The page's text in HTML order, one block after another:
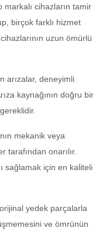
markalı cihazların tamir
birçok farklı hizmet
uzun ömürlü
arızalar, deneyimli
kaynağının doğru bir
mekanik veya
tarafından onarılır.
sağlamak için en kaliteli
yedek parçalarla
ve ömrünün